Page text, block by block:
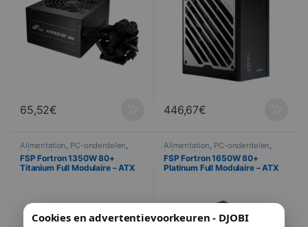
Cookies en advertentievoorkeuren - DJOBI
65,52€ 446,67€
Alimentation, PC-onderdelen,
Informatica
FSP Fortron 1350W 80+
Titanium Full Modulaire – ATX
Alimentation, PC-onderdelen,
Informatica
FSP Fortron 1650W 80+
Platinum Full Modulaire – ATX